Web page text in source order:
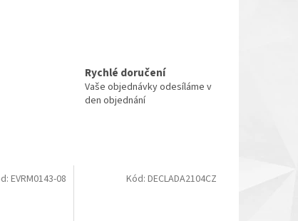
Rychlé doručení
Vaše objednávky odesíláme v
den objednání
EVRM0143-08 Kód: DECLADA2104CZ